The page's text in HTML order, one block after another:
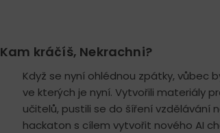
Kam kráčíš, Nekrachni?
Když se nyní ohlédnou zpátky, vůbec
ve kterých je nyní. Vytvořili materiály
učitelů, pustili se do šíření vzdělávání
hackaton s cílem vytvořit nového AI